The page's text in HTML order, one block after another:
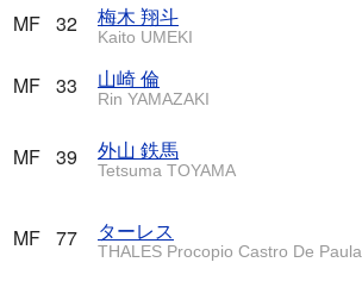
MF 32 梅木 翔斗
Kaito UMEKI
MF 33 山崎 倫
Rin YAMAZAKI
MF 39 外山 鉄馬
Tetsuma TOYAMA
MF 77 ターレス
THALES Procopio Castro De Paula